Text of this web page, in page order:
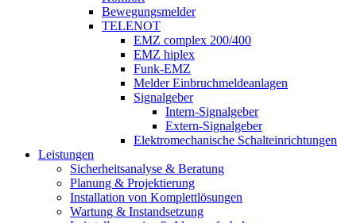
Bewegungsmelder
TELENOT
EMZ complex 200/400
EMZ hiplex
Funk-EMZ
Melder Einbruchmeldeanlagen
Signalgeber
Intern-Signalgeber
Extern-Signalgeber
Elektromechanische Schalteinrichtungen
Leistungen
Sicherheitsanalyse & Beratung
Planung & Projektierung​
Installation von Komplettlösungen
Wartung & Instandsetzung